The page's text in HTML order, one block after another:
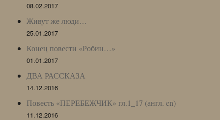
08.02.2017
Живут же люди…
25.01.2017
Конец повести «Робин…»
01.01.2017
ДВА РАССКАЗА
14.12.2016
Повесть «ПЕРЕБЕЖЧИК» гл.1_17 (англ. en)
11.12.2016